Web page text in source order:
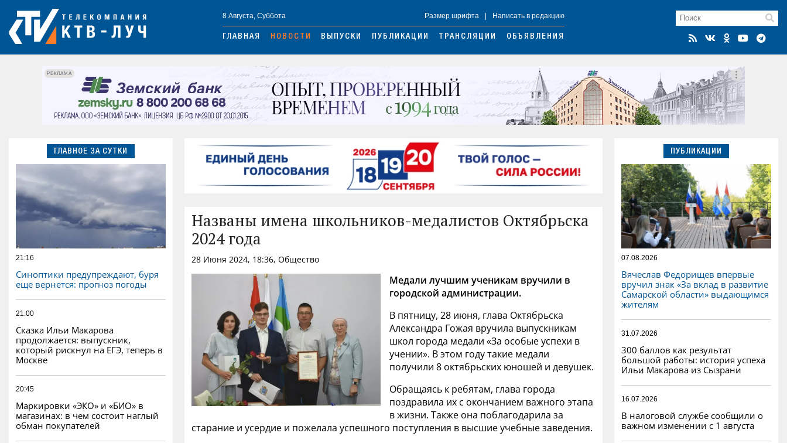
8 Августа, Суббота Размер шрифта Написать в редакцию
ГЛАВНАЯ НОВОСТИ ВЫПУСКИ ПУБЛИКАЦИИ ТРАНСЛЯЦИИ ОБЪЯВЛЕНИЯ
РЕКЛАМА
ГЛАВНОЕ ЗА СУТКИ
21:16
Синоптики предупреждают, буря
еще вернется: прогноз погоды
21:00
Сказка Ильи Макарова
продолжается: выпускник,
который рискнул на ЕГЭ, теперь в
Москве
20:45
Маркировки «ЭКО» и «БИО» в
магазинах: в чем состоит наглый
обман покупателей
Названы имена школьников-медалистов Октябрьска
2024 года
28 Июня 2024, 18:36, Общество
Медали лучшим ученикам вручили в
городской администрации.
В пятницу, 28 июня, глава Октябрьска
Александра Гожая вручила выпускникам
школ города медали «За особые успехи в
учении». В этом году такие медали
получили 8 октябрьских юношей и девушек.
Обращаясь к ребятам, глава города
поздравила их с окончанием важного этапа
в жизни. Также она поблагодарила за
старание и усердие и пожелала успешного поступления в высшие учебные заведения.
ПУБЛИКАЦИИ
07.08.2026
Вячеслав Федорищев впервые
вручил знак «За вклад в развитие
Самарской области» выдающимся
жителям
31.07.2026
300 баллов как результат
большой работы: история успеха
Ильи Макарова из Сызрани
16.07.2026
В налоговой службе сообщили о
важном изменении с 1 августа